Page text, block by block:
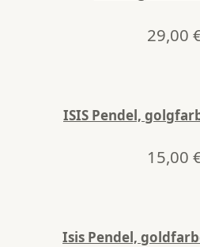
29,00
ISIS Pendel,
15,00
Isis Pendel,